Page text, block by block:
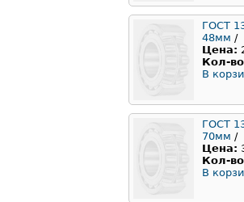
ГОСТ
48мм /
Цена:
Кол-
В
ГОСТ
70мм /
Цена:
Кол-
В